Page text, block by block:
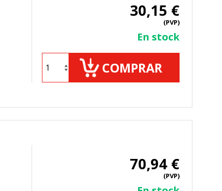
30,15 €
(PVP)
En stock
COMPRAR
70,94 €
(PVP)